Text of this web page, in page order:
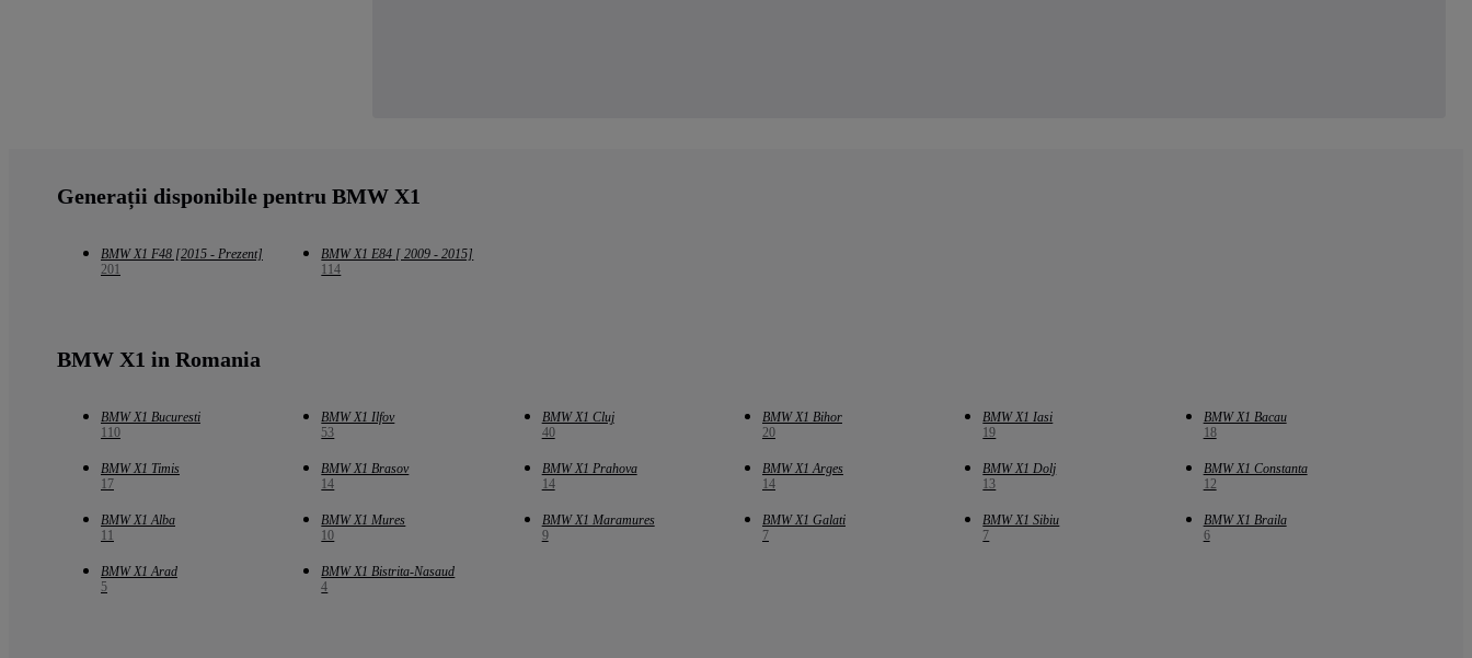
Generații disponibile pentru BMW X1
BMW X1 F48 [2015 - Prezent]
201
BMW X1 E84 [ 2009 - 2015]
114
BMW X1 in Romania
BMW X1 Bucuresti
110
BMW X1 Ilfov
53
BMW X1 Cluj
40
BMW X1 Bihor
20
BMW X1 Iasi
19
BMW X1 Bacau
18
BMW X1 Timis
17
BMW X1 Brasov
14
BMW X1 Prahova
14
BMW X1 Arges
14
BMW X1 Dolj
13
BMW X1 Constanta
12
BMW X1 Alba
11
BMW X1 Mures
10
BMW X1 Maramures
9
BMW X1 Galati
7
BMW X1 Sibiu
7
BMW X1 Braila
6
BMW X1 Arad
5
BMW X1 Bistrita-Nasaud
4